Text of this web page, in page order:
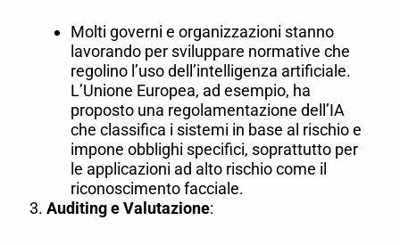
Molti governi e organizzazioni stanno
lavorando per sviluppare normative che
regolino l’uso dell’intelligenza artificiale.
L’Unione Europea, ad esempio, ha
proposto una regolamentazione dell’IA
che classifica i sistemi in base al rischio e
impone obblighi specifici, soprattutto per
le applicazioni ad alto rischio come il
riconoscimento facciale.
Auditing e Valutazione: